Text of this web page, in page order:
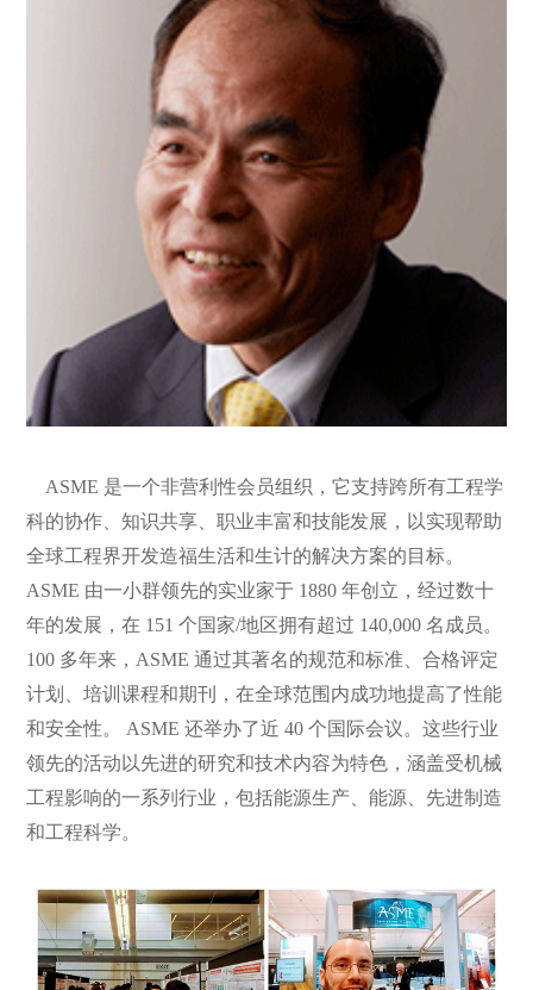
ASME 是一个非营利性会员组织，它支持跨所有工程学
科的协作、知识共享、职业丰富和技能发展，以实现帮助
全球工程界开发造福生活和生计的解决方案的目标。
ASME 由一小群领先的实业家于 1880 年创立，经过数十
年的发展，在 151 个国家/地区拥有超过 140,000 名成员。
100 多年来，ASME 通过其著名的规范和标准、合格评定
计划、培训课程和期刊，在全球范围内成功地提高了性能
和安全性。 ASME 还举办了近 40 个国际会议。这些行业
领先的活动以先进的研究和技术内容为特色，涵盖受机械
工程影响的一系列行业，包括能源生产、能源、先进制造
和工程科学。